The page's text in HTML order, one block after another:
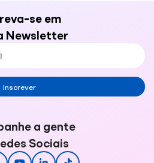
se em
Newsletter
Inscrever
a gente
Sociais